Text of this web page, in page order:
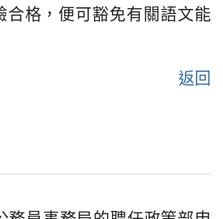
合格，便可豁免有關語文能
返回